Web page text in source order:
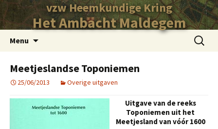
vzw Heemkundige Kring
Het Ambacht Maldegem
Menu
inhoud
Zoeken
naar:
Meetjeslandse Toponiemen
25/06/2013 Overige uitgaven
Uitgave van de reeks
Toponiemen uit het
Meetjesland van vóór 1600